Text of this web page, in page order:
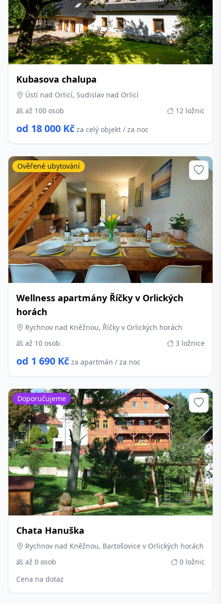
Kubasova chalupa
Ústí nad Orlicí, Sudislav nad Orlicí
až 100 osob
12 ložnic
od 18 000 Kč za celý objekt / za noc
Wellness apartmány Říčky v Orlických
horách
Rychnov nad Kněžnou, Říčky v Orlických horách
až 10 osob
3 ložnice
od 1 690 Kč za apartmán / za noc
Ověřené ubytování
Chata Hanuška
Rychnov nad Kněžnou, Bartošovice v Orlických horách
až 0 osob
0 ložnic
Cena na dotaz
Doporučujeme